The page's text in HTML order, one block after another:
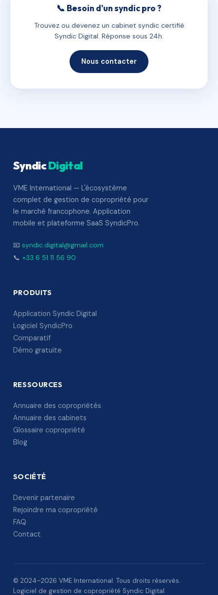
📞 Besoin d'un syndic pro ?
Trouvez ou devenez un cabinet syndic certifié
Syndic Digital. Réponse sous 24h.
Nous contacter
SyndicDigital
VME International — L'écosystème
complet de gestion de copropriété pour
le marché francophone. Application
mobile et plateforme SaaS SyndicPro.
📧 syndic.digital@gmail.com
📞 +33 6 51 11 56 90
PRODUITS
Application Syndic Digital
Logiciel SyndicPro
Comparatif
Démo gratuite
RESSOURCES
Annuaire des copropriétés
Annuaire des cabinets
Glossaire copropriété
Blog
SOCIÉTÉ
Devenir partenaire
Rejoindre ma copropriété
FAQ
Contact
© 2024–2026 VME International. Tous droits réservés.
Logiciel de gestion de copropriété Syndic Digital.